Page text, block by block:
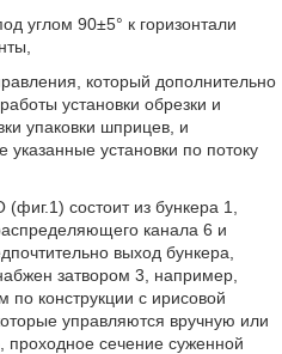
углом 90±5° к горизонтали
который дополнительно
установки обрезки и
упаковки шприцев, и
установки по потоку
состоит из бункера 1,
канала 6 и
выход бункера,
затвором 3, например,
конструкции с ирисовой
управляются вручную или
проходное сечение суженной